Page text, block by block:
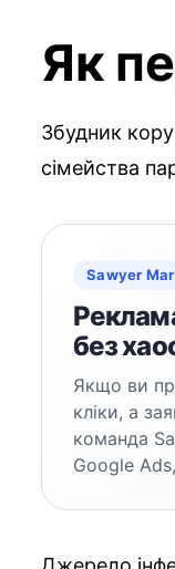
Як
Збудник
сімейства
Sawyer
без
Якщо ви
кліки, а
команда
Google